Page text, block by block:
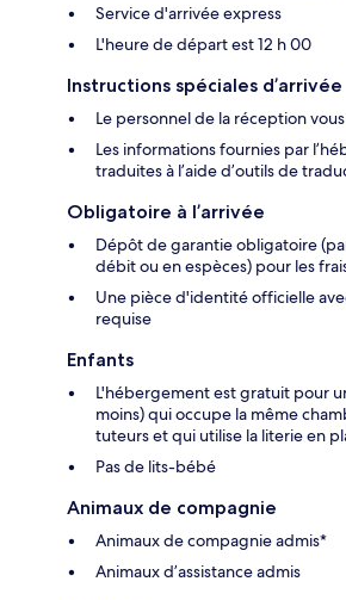
Service d'arrivée express
L'heure de départ est 12 h 00
Instructions spéciales d’arrivée
Le personnel de la réception
Les informations fournies par
traduites à l’aide d’outils de
Obligatoire à l’arrivée
Dépôt de garantie obligatoire
débit ou en espèces) pour les
Une pièce d'identité officielle
requise
Enfants
L'hébergement est gratuit pour
moins) qui occupe la même
tuteurs et qui utilise la literie en
Pas de lits-bébé
Animaux de compagnie
Animaux de compagnie admis*
Animaux d’assistance admis